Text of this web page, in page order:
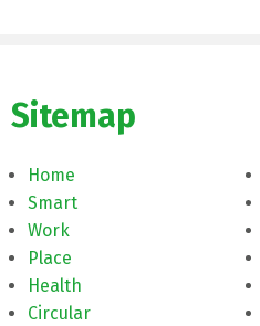
Sitemap
Home
Smart
Work
Place
Health
Circular